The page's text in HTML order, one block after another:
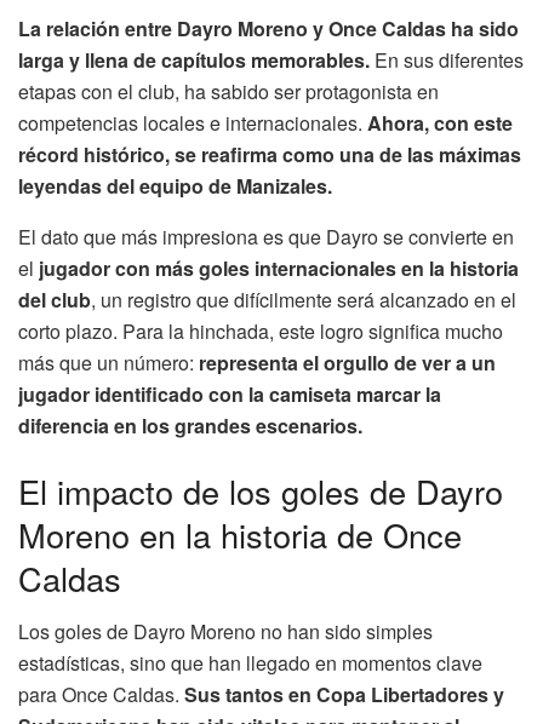
La relación entre Dayro Moreno y Once Caldas ha sido
larga y llena de capítulos memorables. En sus diferentes
etapas con el club, ha sabido ser protagonista en
competencias locales e internacionales. Ahora, con este
récord histórico, se reafirma como una de las máximas
leyendas del equipo de Manizales.
El dato que más impresiona es que Dayro se convierte en
el jugador con más goles internacionales en la historia
del club, un registro que difícilmente será alcanzado en el
corto plazo. Para la hinchada, este logro significa mucho
más que un número: representa el orgullo de ver a un
jugador identificado con la camiseta marcar la
diferencia en los grandes escenarios.
El impacto de los goles de Dayro
Moreno en la historia de Once
Caldas
Los goles de Dayro Moreno no han sido simples
estadísticas, sino que han llegado en momentos clave
para Once Caldas. Sus tantos en Copa Libertadores y